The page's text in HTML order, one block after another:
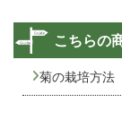
こちらの
菊の栽培方法